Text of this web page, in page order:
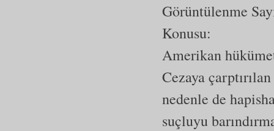
Görüntülenme
Konusu:
Amerikan
Cezaya
nedenle de
suçluyu